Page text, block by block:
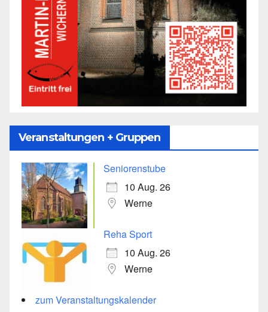
Veranstaltungen + Gruppen
Seniorenstube
10 Aug. 26
Werne
Reha Sport
10 Aug. 26
Werne
zum Veranstaltungskalender